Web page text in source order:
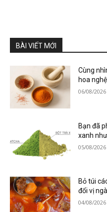
BÀI VIẾT MỚI
Cùng
hoa
06/08/2026
Bạn đã
xanh
05/08/2026
Bỏ túi
đổi vị
04/08/2026